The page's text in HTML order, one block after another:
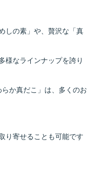
しの素」や、贅沢な「真
様なラインナップを誇り
か真だこ」は、多くのお
り寄せることも可能です